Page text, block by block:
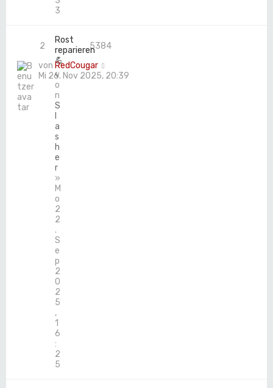
3
Rost
reparieren
💪
v
o
n
S
a
s
h
e
r
»
M
o
2
2
.
S
e
p
2
0
2
5
,
1
6
:
2
5
2
5384
von RedCougar
Mi 26. Nov 2025, 20:39